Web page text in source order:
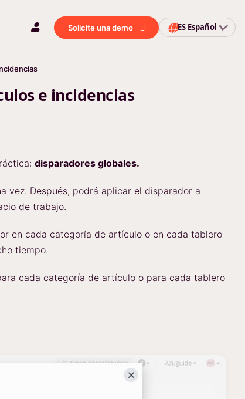
Solicite una demo ES Español
e incidencias
disparadores globales.
vez. Después, podrá aplicar el disparador a
de trabajo.
en cada categoría de artículo o en cada tablero
tiempo.
cada categoría de artículo o para cada tablero